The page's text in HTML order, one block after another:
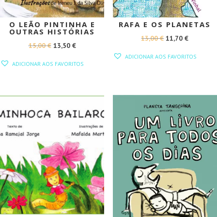
O LEÃO PINTINHA E
OUTRAS HISTÓRIAS
15,00€ O
15,00 €.
13,50 €O
13,50 €.
ADICIONAR AOS FAVORITOS
RAFA E OS PLANETAS
13,00€O
11,70€O
ADICIONAR AOS FAVORITOS
PROMOÇÃO!